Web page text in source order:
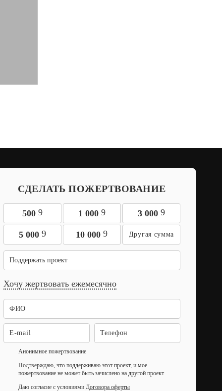
СДЕЛАТЬ ПОЖЕРТВОВАНИЕ
500 9 1 000 9 3 000 9
5 000 9 10 0009
Поддержать проект
Хочу жертвовать ежемесячно
Анонимное пожертвование
Подтверждаю, что поддерживаю этот проект, и мое
пожертвование не может быть зачислено на другой проект
Даю согласие с условиями Договора оферты